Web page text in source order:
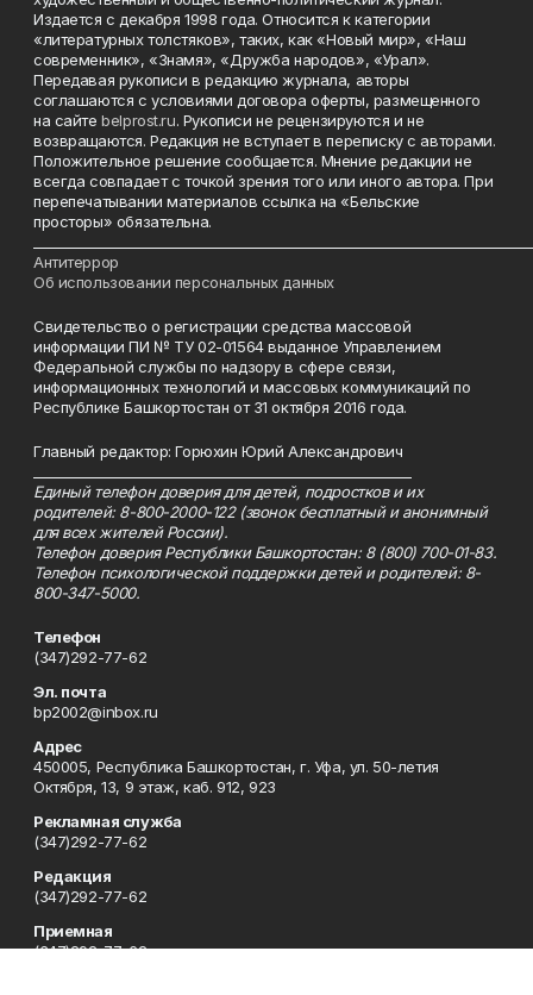
Издается с декабря 1998 года. Относится к категории
«литературных толстяков», таких, как «Новый мир», «Наш
современник», «Знамя», «Дружба народов», «Урал».
Передавая рукописи в редакцию журнала, авторы
соглашаются с условиями договора оферты, размещенного
на сайтеbelprost.ru. Рукописи не рецензируются и не
возвращаются. Редакция не вступает в переписку с авторами.
Положительное решение сообщается. Мнение редакции не
всегда совпадает с точкой зрения того или иного автора. При
перепечатывании материалов ссылка на «Бельские
просторы» обязательна.
Антитеррор
Об использовании персональных данных
Свидетельство о регистрации средства массовой
информации ПИ № ТУ 02-01564 выданное Управлением
Федеральной службы по надзору в сфере связи,
информационных технологий и массовых коммуникаций по
Республике Башкортостан от 31 октября 2016 года.
Главный редактор: Горюхин Юрий Александрович
Единый телефон доверия для детей, подростков и их
родителей: 8-800-2000-122 (звонок бесплатный и анонимный
для всех жителей России).
Телефон доверия Республики Башкортостан: 8 (800) 700-01-83.
Телефон психологической поддержки детей и родителей: 8-
800-347-5000.
Телефон
(347)292-77-62
Эл. почта
bp2002@inbox.ru
Адрес
450005, Республика Башкортостан, г. Уфа, ул. 50-летия
Октября, 13, 9 этаж, каб. 912, 923
Рекламная служба
(347)292-77-62
Редакция
(347)292-77-62
Приемная
(347)292-77-62